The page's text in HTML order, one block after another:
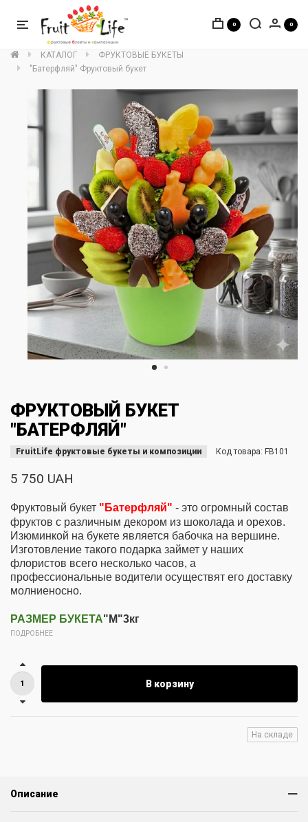
0 0
КАТАЛОГ
ФРУКТОВЫЕ БУКЕТЫ
"Батерфляй" Фруктовый букет
ФРУКТОВЫЙ БУКЕТ
"БАТЕРФЛЯЙ"
FruitLife фруктовые букеты и композиции Код товара: FB101
5 750 UAH
Фруктовый букет "Батерфляй" - это огромный состав
фруктов с различным декором из шоколада и орехов.
Изюминкой на букете является бабочка на вершине.
Изготовление такого подарка займет у наших
флористов всего несколько часов, а
профессиональные водители осуществят его доставку
молниеносно.
РАЗМЕР БУКЕТА"M"3кг
ПОДРОБНЕЕ
В корзину
На складе
Описание